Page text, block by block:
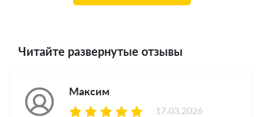
Читайте развернутые отзывы
Максим
17.03.2026